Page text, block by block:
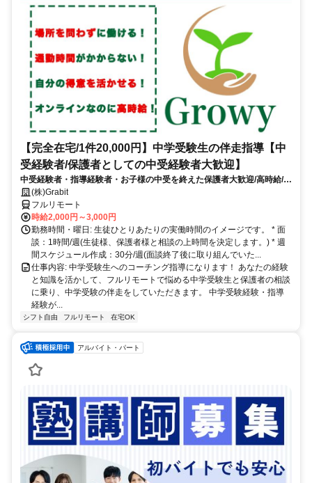
【完全在宅/1件20,000円】中学受験生の伴走指導【中
受経験者/保護者としての中受経験者大歓迎】
中受経験者・指導経験者・お子様の中受を終えた保護者大歓迎/高時給/週
1〜OK！/面接〜研修までオンライン完結
(株)Grabit
フルリモート
時給2,000円～3,000円
勤務時間・曜日: 生徒ひとりあたりの実働時間のイメージです。 * 面
談：1時間/週(生徒様、保護者様と相談の上時間を決定します。) * 週
間スケジュール作成：30分/週(面談終了後に取り組んでいた...
仕事内容: 中学受験生へのコーチング指導になります！ あなたの経験
と知識を活かして、フルリモートで悩める中学受験生と保護者の相談
に乗り、中学受験の伴走をしていただきます。 中学受験経験・指導
経験が...
シフト自由 フルリモート 在宅OK
アルバイト・パート